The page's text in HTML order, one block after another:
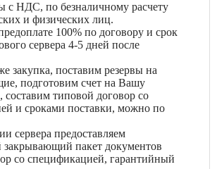
с НДС, по безналичному расчету
и физических лиц.
100% по договору и срок
сервера 4-5 дней после
закупка, поставим резервы на
подготовим счет на Вашу
составим типовой договор со
и сроками поставки, можно по
сервера предоставляем
пакет документов
со спецификацией, гарантийный